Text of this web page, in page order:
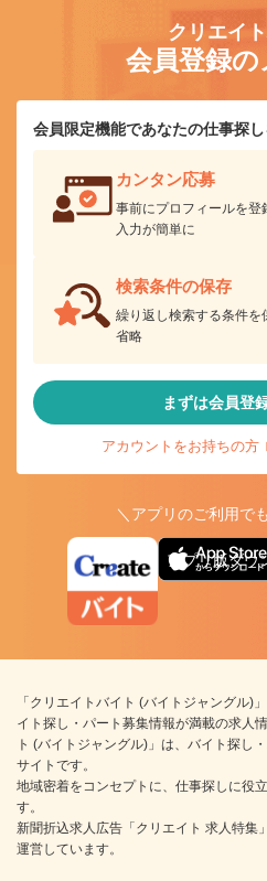
クリエイ
会員登録の
会員限定機能であなたの仕事探し
カンタン応募
事前にプロフィールを
入力が簡単に
検索条件の保存
繰り返し検索する条件を
省略
まずは会員登
アカウントをお持ちの方
＼アプリのご利用で
アプリ版ダウ
「クリエイトバイト (バイトジャングル)
イト探し・パート募集情報が満載の求人
ト (バイトジャングル)」は、バイト探し
サイトです。
地域密着をコンセプトに、仕事探しに役
す。
新聞折込求人広告「クリエイト 求人特集
運営しています。